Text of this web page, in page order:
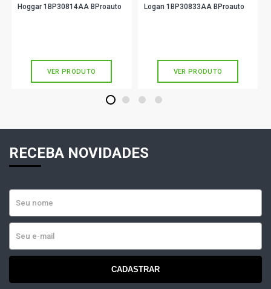
Hoggar 1BP30814AA BProauto
VER PRODUTO
Logan 1BP30833AA BProauto
VER PRODUTO
1 2 3 4
RECEBA NOVIDADES
CADASTRAR